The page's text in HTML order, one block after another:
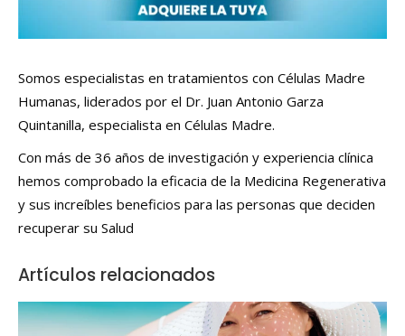
Somos especialistas en tratamientos con Células Madre
Humanas, liderados por el Dr. Juan Antonio Garza
Quintanilla, especialista en Células Madre.
Con más de 36 años de investigación y experiencia clínica
hemos comprobado la eficacia de la Medicina Regenerativa
y sus increíbles beneficios para las personas que deciden
recuperar su Salud
Artículos relacionados